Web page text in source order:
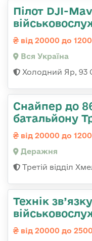
Пілот DJI-
від 20000 до
Вся Україна
Холодний Яр, 93
Снайпер до
батальйону
від 20000 до
Деражня
Третій відділ
Технік
від 20000 до